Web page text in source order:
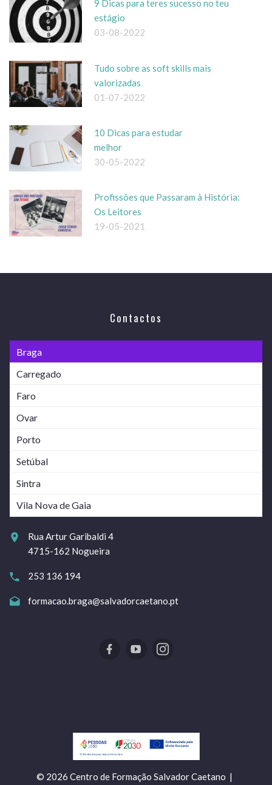
9 Dicas para teres sucesso no teu
estágio
03-08-2022
Tudo sobre as soft skills mais
valorizadas
01-07-2022
10 Dicas para estudar
melhor
30-05-2022
Profissões que Passaram à História:
Os Leitores
19-05-2021
Contactos
Braga
Carregado
Faro
Ovar
Porto
Setúbal
Sintra
Vila Nova de Gaia
Rua Artur Garibaldi 4
4715-162 Nogueira
253 136 194
formacao.braga@salvadorcaetano.pt
© 2026 Centro de Formação Salvador Caetano |